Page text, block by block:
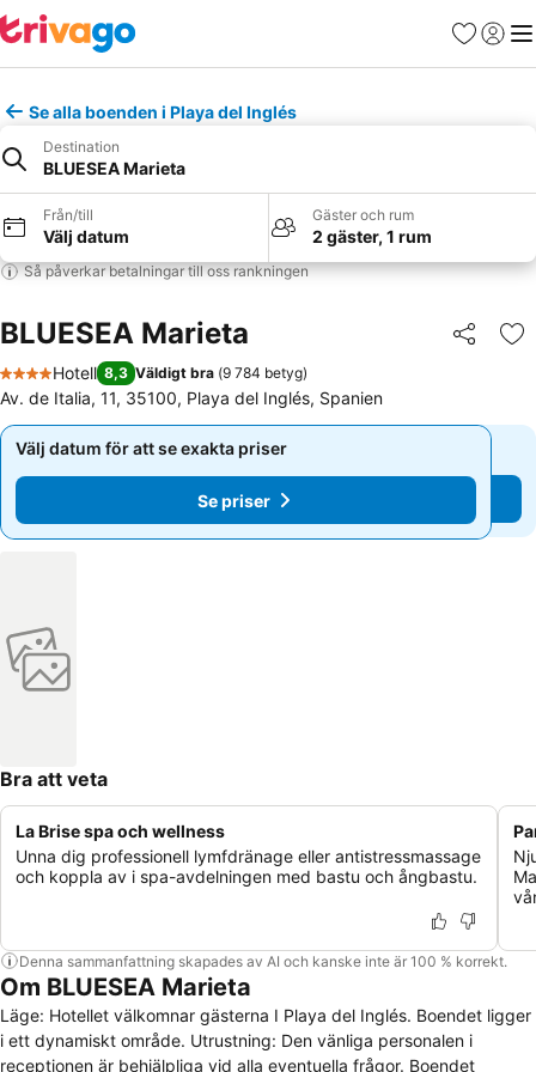
Favoriter
Logga
Se alla boenden i Playa del Inglés
Destination
BLUESEA Marieta
Från/till
Välj datum
Gäster och rum
2 gäster, 1 rum
Så påverkar betalningar till oss rankningen
BLUESEA Marieta Dela
4 Stjärnor
Hotell 8,3 Väldigt bra (9 784 betyg)
Av. de Italia, 11, 35100, Playa del Inglés, Spanien
Välj datum för att se exakta priser
Se priser
Välj datum för att se exakta priser
Se priser
Bra att veta
La Brise spa och wellness
Unna dig professionell lymfdränage eller antistressmassage
och koppla av i spa-avdelningen med bastu och ångbastu.
Denna sammanfattning skapades av AI och kanske inte är 100 % korrekt.
Om BLUESEA Marieta
Läge: Hotellet välkomnar gästerna I Playa del Inglés. Boendet ligger
i ett dynamiskt område. Utrustning: Den vänliga personalen i
receptionen är behjälpliga vid alla eventuella frågor. Boendet